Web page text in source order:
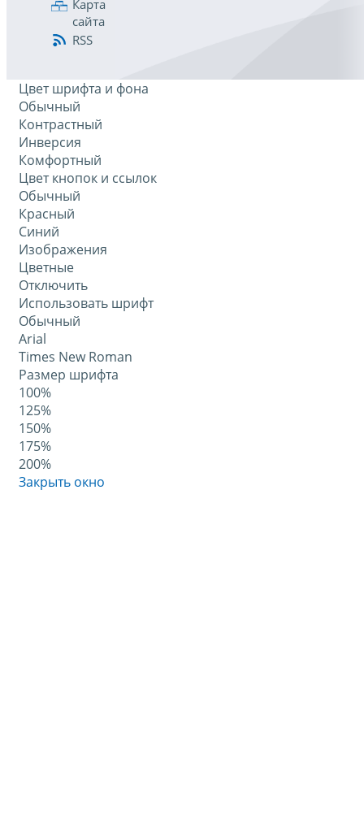
Карта
сайта
RSS
Цвет шрифта и фона
Обычный
Контрастный
Инверсия
Комфортный
Цвет кнопок и ссылок
Обычный
Красный
Синий
Изображения
Цветные
Отключить
Использовать шрифт
Обычный
Arial
Times New Roman
Размер шрифта
100%
125%
150%
175%
200%
Закрыть окно